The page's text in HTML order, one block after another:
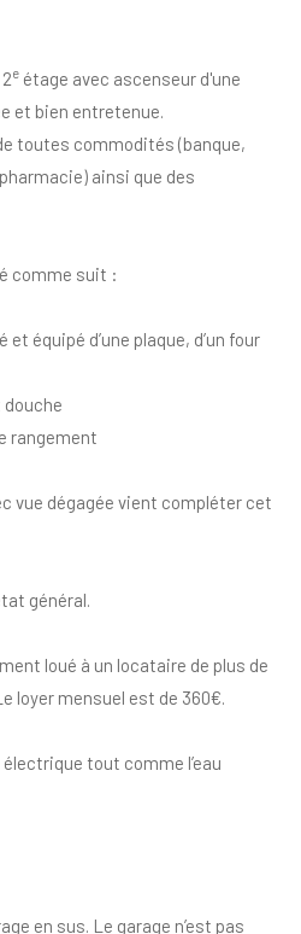
e étage avec ascenseur d'une
et bien entretenue.
toutes commodités (banque,
ainsi que des
comme suit :
équipé d’une plaque, d’un four
douche
rangement
vue dégagée vient compléter cet
général.
loué à un locataire de plus de
loyer mensuel est de 360€.
tout comme l’eau
en sus. Le garage n’est pas